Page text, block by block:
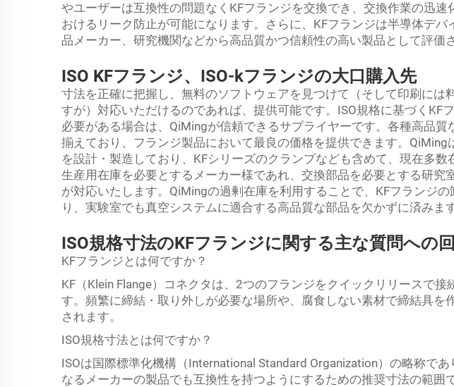
やユーザーは互換性の問題なくKFフランジを交換でき、交換作業の迅速
おけるリーク防止が可能になります。さらに、KFフランジは半導体デバ
品メーカー、研究機関などから高品質かつ信頼性の高い製品として評価
ISO KFフランジ、ISO-kフランジの大口購入先
寸法を正確に把握し、無料のソフトウェアを見つけて（そして印刷には
すが）対応いただけるのであれば、提供可能です。ISO規格に基づくKF
必要がある場合は、QiMingが信頼できるサプライヤーです。各種高品質
揃えており、フランジ製品において最良の価格を提供できます。QiMing
を設計・製造しており、KFシリーズのクランプなども含めて、現在多数
生産用在庫を必要とするメーカー様であれ、交換部品を必要とする研究
が対応いたします。QiMingの過剰在庫を利用することで、KFフランジ
り、実験室でも真空システムに適合する高品質な部品を欠かずに済みます
ISO規格寸法のKFフランジに関する主な質問への
KFフランジとは何ですか？
KF（Klein Flange）コネクタは、2つのフランジをクイックリリースで接
す。頻繁に締結・取り外しが必要な場所や、腐食しない素材で締結具を
されます。
ISO規格寸法とは何ですか？
ISOは国際標準化機構（International Standard Organization）の略称で
なるメーカーの製品でも互換性を持つようにするための推奨寸法の範囲